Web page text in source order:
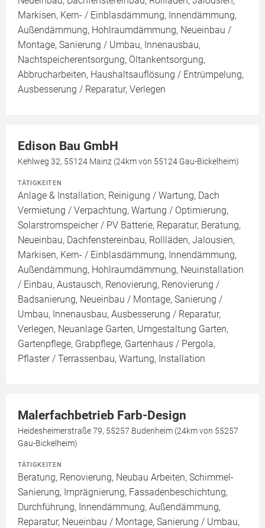
Markisen, Kern- / Einblasdämmung, Innendämmung,
Außendämmung, Hohlraumdämmung, Neueinbau /
Montage, Sanierung / Umbau, Innenausbau,
Nachtspeicherentsorgung, Öltankentsorgung,
Abbrucharbeiten, Haushaltsauflösung / Entrümpelung,
Ausbesserung / Reparatur, Verlegen
Edison Bau GmbH
Kehlweg 32, 55124 Mainz (24km von 55124 Gau-Bickelheim)
TÄTIGKEITEN
Anlage & Installation, Reinigung / Wartung, Dach
Vermietung / Verpachtung, Wartung / Optimierung,
Solarstromspeicher / PV Batterie, Reparatur, Beratung,
Neueinbau, Dachfenstereinbau, Rollläden, Jalousien,
Markisen, Kern- / Einblasdämmung, Innendämmung,
Außendämmung, Hohlraumdämmung, Neuinstallation
/ Einbau, Austausch, Renovierung, Renovierung /
Badsanierung, Neueinbau / Montage, Sanierung /
Umbau, Innenausbau, Ausbesserung / Reparatur,
Verlegen, Neuanlage Garten, Umgestaltung Garten,
Gartenpflege, Grabpflege, Gartenhaus / Pergola,
Pflaster / Terrassenbau, Wartung, Installation
Malerfachbetrieb Farb-Design
Heidesheimerstraße 79, 55257 Budenheim (24km von 55257
Gau-Bickelheim)
TÄTIGKEITEN
Beratung, Renovierung, Neubau Arbeiten, Schimmel-
Sanierung, Imprägnierung, Fassadenbeschichtung,
Durchführung, Innendämmung, Außendämmung,
Reparatur, Neueinbau / Montage, Sanierung / Umbau,